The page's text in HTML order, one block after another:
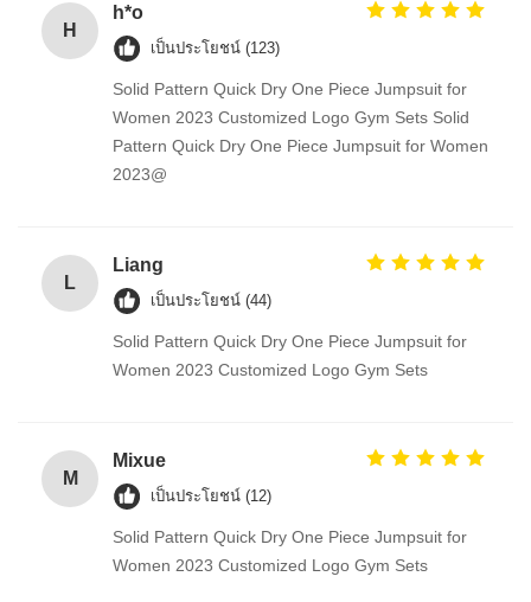
H
h*o
เป็นประโยชน์ (123)
Solid Pattern Quick Dry One Piece Jumpsuit for
Women 2023 Customized Logo Gym Sets Solid
Pattern Quick Dry One Piece Jumpsuit for Women
2023@
L
Liang
เป็นประโยชน์ (44)
Solid Pattern Quick Dry One Piece Jumpsuit for
Women 2023 Customized Logo Gym Sets
M
Mixue
เป็นประโยชน์ (12)
Solid Pattern Quick Dry One Piece Jumpsuit for
Women 2023 Customized Logo Gym Sets